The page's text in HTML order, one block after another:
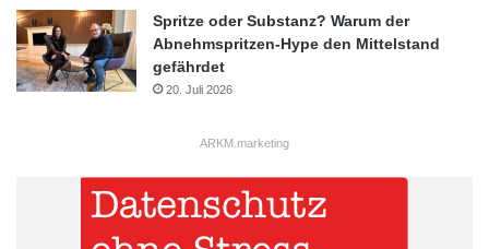
Spritze oder Substanz? Warum der
Abnehmspritzen-Hype den Mittelstand
gefährdet
20. Juli 2026
ARKM.marketing